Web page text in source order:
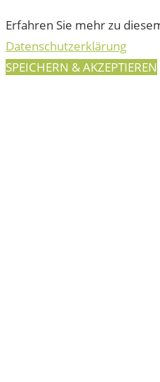
Erfahren Sie mehr zu
Datenschutzerklärung
SPEICHERN & AKZEPTIEREN